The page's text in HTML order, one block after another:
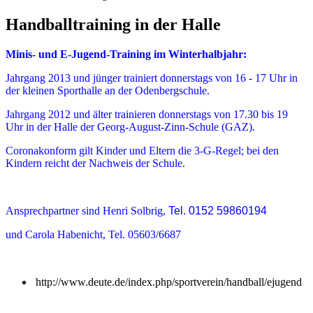
Handballtraining in der Halle
Minis- und E-Jugend-Training im Winterhalbjahr:
Jahrgang 2013 und jünger trainiert donnerstags von 16 - 17 Uhr in
der kleinen Sporthalle an der Odenbergschule.
Jahrgang 2012 und älter trainieren donnerstags von 17.30 bis 19
Uhr in der Halle der Georg-August-Zinn-Schule (GAZ).
Coronakonform gilt Kinder und Eltern die 3-G-Regel; bei den
Kindern reicht der Nachweis der Schule.
Ansprechpartner sind Henri Solbrig, Tel. 0152 59860194
und Carola Habenicht, Tel. 05603/6687
http://www.deute.de/index.php/sportverein/handball/ejugend